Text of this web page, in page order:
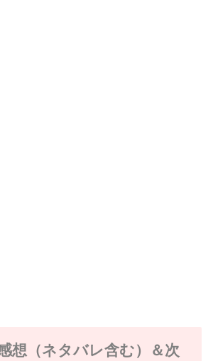
想（ネタバレ含む）＆次